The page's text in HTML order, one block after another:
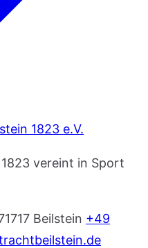
1823 e.V.
vereint in Sport
Beilstein +49